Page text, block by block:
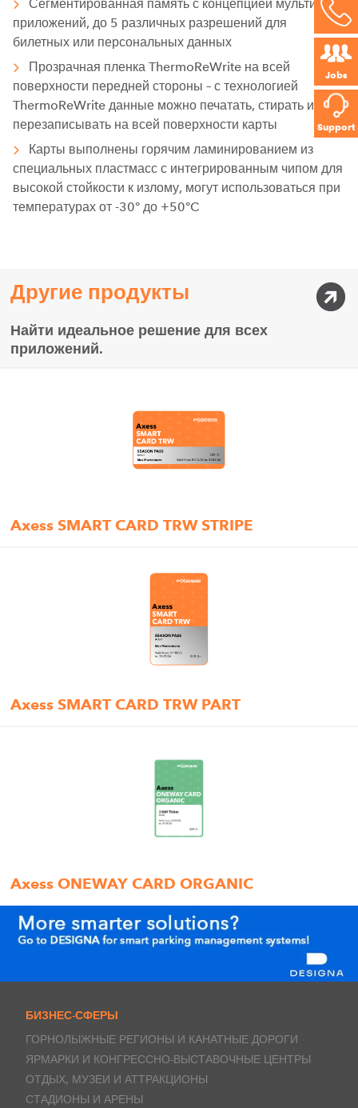
Jobs
Support
Сегментированная память с концепцией мульти-
приложений, до 5 различных разрешений для
билетных или персональных данных
Прозрачная пленка ThermoReWrite на всей
поверхности передней стороны – с технологией
ThermoReWrite данные можно печатать, стирать и
перезаписывать на всей поверхности карты
Карты выполнены горячим ламинированием из
специальных пластмасс с интегрированным чипом для
высокой стойкости к излому, могут использоваться при
температурах от -30° до +50°C
Другие продукты
Найти идеальное решение для всех
приложений.
Axess SMART CARD TRW STRIPE
Axess SMART CARD TRW PART
Axess ONEWAY CARD ORGANIC
БИЗНЕС-СФЕРЫ
ГОРНОЛЫЖНЫЕ РЕГИОНЫ И КАНАТНЫЕ ДОРОГИ
ЯРМАРКИ И КОНГРЕССНО-ВЫСТАВОЧНЫЕ ЦЕНТРЫ
ОТДЫХ, МУЗЕИ И АТТРАКЦИОНЫ
СТАДИОНЫ И АРЕНЫ